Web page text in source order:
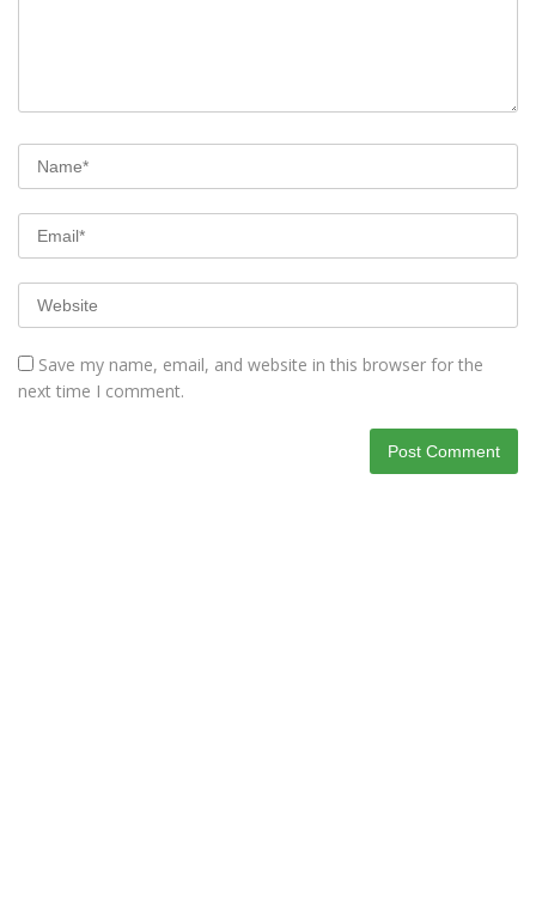
Save my name, email, and website in this browser for the
next time I comment.